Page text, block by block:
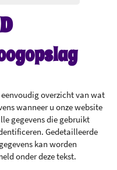
overzicht van wat
wanneer u onze website
gegevens die gebruikt
Gedetailleerde
kan worden
onder deze tekst.